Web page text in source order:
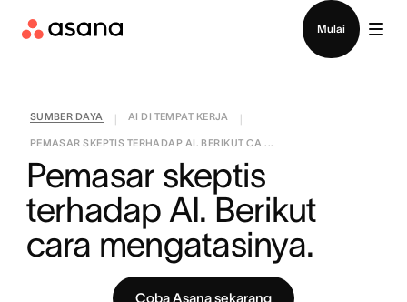
Mulai
SUMBER DAYA AI DI TEMPAT KERJA
PEMASAR SKEPTIS TERHADAP AI. BERIKUT CA ...
Pemasar skeptis
terhadap AI. Berikut
cara mengatasinya.
Coba Asana sekarang